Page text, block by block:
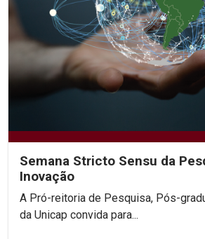
Semana Stricto Sensu da
Inovação
A Pró-reitoria de Pesquisa, Pós-
da Unicap convida para...